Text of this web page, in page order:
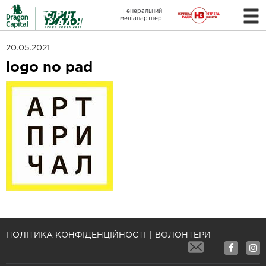
Генеральний
медіапартнер
20.05.2021
logo no pad
ПОЛІТИКА КОНФІДЕНЦІЙНОСТІ ВОЛОНТЕРИ